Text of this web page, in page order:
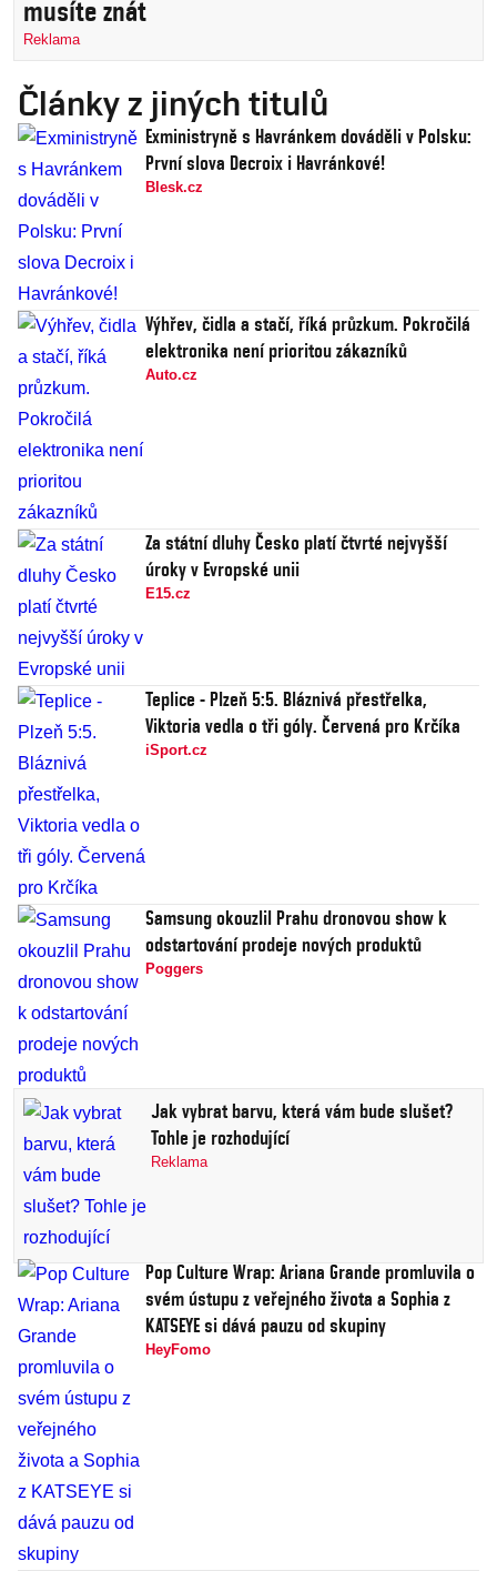
musíte znát
Reklama
Články z jiných titulů
Exministryně s Havránkem dováděli v Polsku:
První slova Decroix i Havránkové!
Blesk.cz
Výhřev, čidla a stačí, říká průzkum. Pokročilá
elektronika není prioritou zákazníků
Auto.cz
Za státní dluhy Česko platí čtvrté nejvyšší
úroky v Evropské unii
E15.cz
Teplice - Plzeň 5:5. Bláznivá přestřelka,
Viktoria vedla o tři góly. Červená pro Krčíka
iSport.cz
Samsung okouzlil Prahu dronovou show k
odstartování prodeje nových produktů
Poggers
Jak vybrat barvu, která vám bude slušet?
Tohle je rozhodující
Reklama
Pop Culture Wrap: Ariana Grande promluvila o
svém ústupu z veřejného života a Sophia z
KATSEYE si dává pauzu od skupiny
HeyFomo